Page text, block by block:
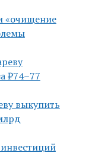
«очищение
выкупить